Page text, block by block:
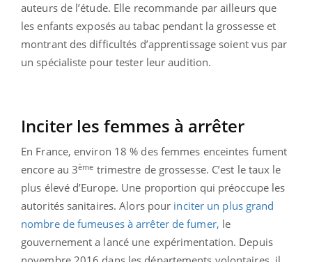
auteurs de l’étude. Elle recommande par ailleurs que
les enfants exposés au tabac pendant la grossesse et
montrant des difficultés d’apprentissage soient vus par
un spécialiste pour tester leur audition.
Inciter les femmes à arrêter
En France, environ 18 % des femmes enceintes fument
encore au 3ème trimestre de grossesse. C’est le taux le
plus élevé d’Europe. Une proportion qui préoccupe les
autorités sanitaires. Alors pour inciter un plus grand
nombre de fumeuses à arrêter de fumer, le
gouvernement a lancé une expérimentation. Depuis